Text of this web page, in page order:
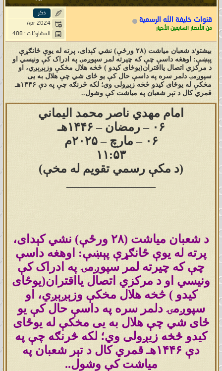
قنوات خليفة الله الرسمية
من الأنصار السابقين الأخيار
ذكر
Apr 2024
المشاركات : 488
بيشتو/د شعبان میاشت (۲۸ ورځې) نشي کېدای، پرته له یوې ځانګړې
پېښې: اوهغه داسې چې که چیرته لمر سپوږمۍ په ادراک کې ونیسي او
د مرکزي اتصال یااقتران(یوځای کیدو ) څخه هلال مخکې وزېږېږي، او
سپوږمۍ دلمر سره په داسې حال کې یو ځای شي چې هلال به یی
مخکې له یوځای کیدو څخه زیږولی وي؛ لکه څرنګه چې په دې ۱۴۴۶هـ
قمري کال د تېر شعبان په میاشت کې وشول..
امام مهدي ناصر محمد اليماني
۰۶ – رمضان – ۱۴۴۶هـ
۰۶ – مارچ – ۲۰۲۵م
۱۱:۵۳
(د مکې رسمي تقویم له مخې)
د شعبان میاشت (۲۸ ورځې) نشي کېدای،
پرته له یوې ځانګړې پېښې: اوهغه داسې
چې که چیرته لمر سپوږمۍ په ادراک کې
ونیسي او د مرکزي اتصال یااقتران(یوځای
کیدو ) څخه هلال مخکې وزېږېږي، او
سپوږمۍ دلمر سره په داسې حال کې یو
ځای شي چې هلال به یی مخکې له یوځای
کیدو څخه زیږولی وي؛ لکه څرنګه چې په
دې ۱۴۴۶هـ قمري کال د تېر شعبان په
میاشت کې وشول..